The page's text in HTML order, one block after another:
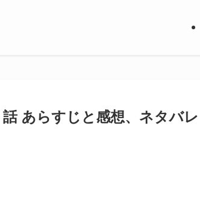
あらすじと感想、ネタバレ